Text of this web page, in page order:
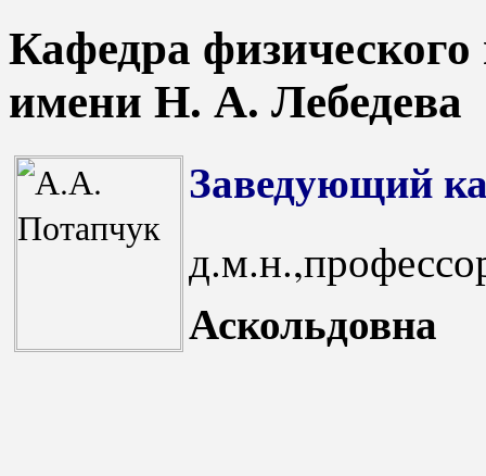
Кафедра
имени Н. А. Лебедева
Заведующий
Аскольдовна